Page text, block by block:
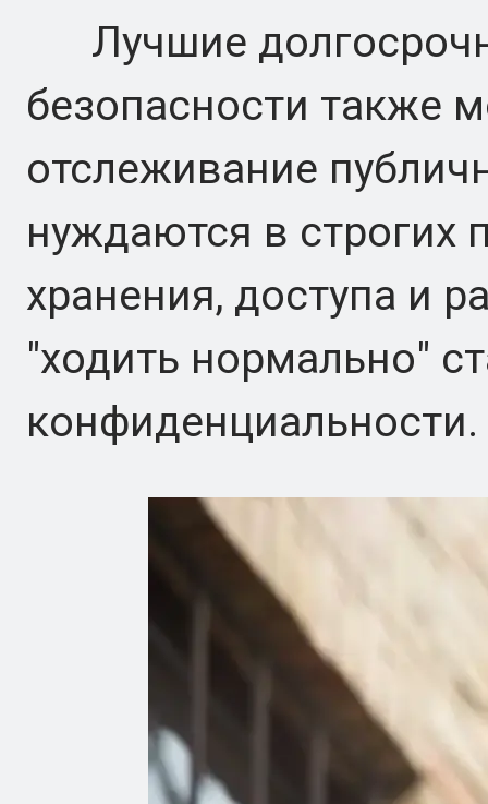
Лучшие
безопасности также
отслеживание
нуждаются в строгих
хранения, доступа и
"ходить нормально"
конфиденциальности.